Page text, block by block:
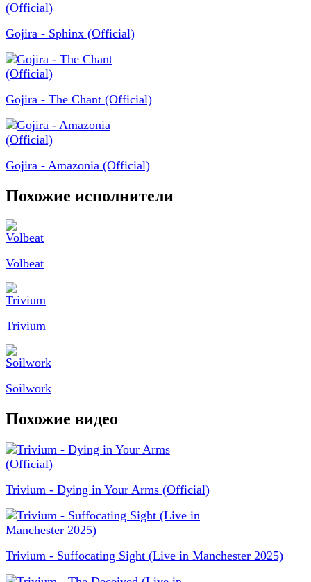
Gojira - Sphinx (Official)
Gojira - The Chant (Official)
Gojira - Amazonia (Official)
Похожие исполнители
Volbeat
Trivium
Soilwork
Похожие видео
Trivium - Dying in Your Arms (Official)
Trivium - Suffocating Sight (Live in Manchester 2025)